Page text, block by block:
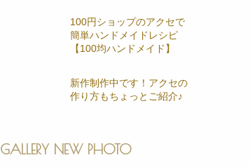
100円ショップのアクセで
簡単ハンドメイドレシピ
【100均ハンドメイド】
新作制作中です！アクセの
作り方もちょっとご紹介♪
GALLERY NEW PHOTO